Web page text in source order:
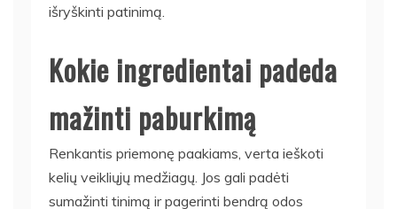
išryškinti patinimą.
Kokie ingredientai padeda
mažinti paburkimą
Renkantis priemonę paakiams, verta ieškoti
kelių veikliųjų medžiagų. Jos gali padėti
sumažinti tinimą ir pagerinti bendrą odos